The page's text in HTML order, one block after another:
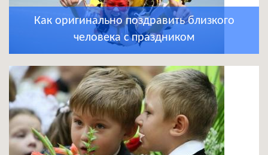
Как оригинально поздравить близкого
человека с праздником